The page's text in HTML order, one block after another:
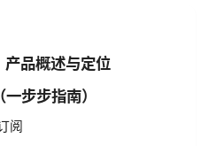
品概述与定位
步步指南）
阅